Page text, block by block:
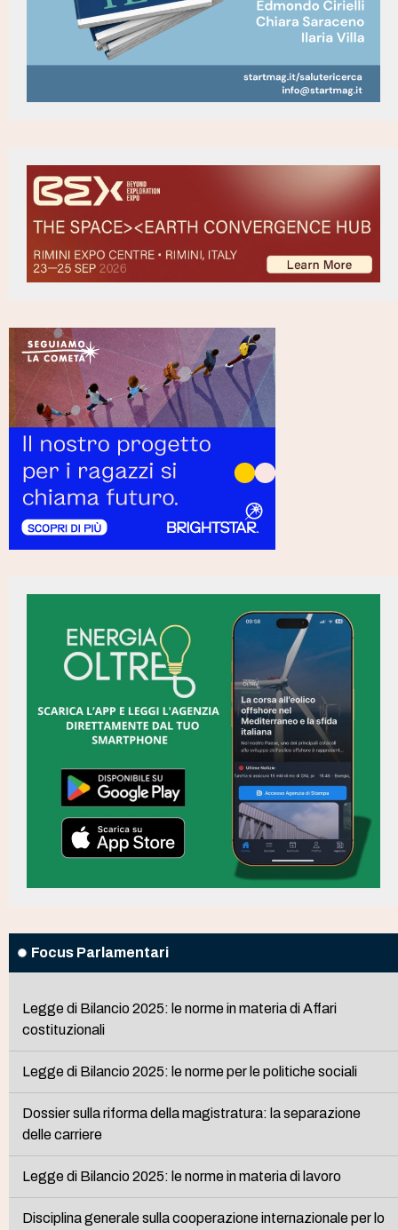
Focus Parlamentari
Legge di Bilancio 2025: le norme in materia di Affari
costituzionali
Legge di Bilancio 2025: le norme per le politiche sociali
Dossier sulla riforma della magistratura: la separazione
delle carriere
Legge di Bilancio 2025: le norme in materia di lavoro
Disciplina generale sulla cooperazione internazionale per lo